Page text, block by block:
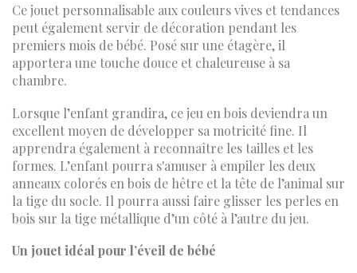
Ce jouet personnalisable aux couleurs vives et tendances
peut également servir de décoration pendant les
premiers mois de bébé. Posé sur une étagère, il
apportera une touche douce et chaleureuse à sa
chambre.
Lorsque l’enfant grandira, ce jeu en bois deviendra un
excellent moyen de développer sa motricité fine. Il
apprendra également à reconnaître les tailles et les
formes. L’enfant pourra s'amuser à empiler les deux
anneaux colorés en bois de hêtre et la tête de l’animal sur
la tige du socle. Il pourra aussi faire glisser les perles en
bois sur la tige métallique d’un côté à l’autre du jeu.
Un jouet idéal pour l’éveil de bébé